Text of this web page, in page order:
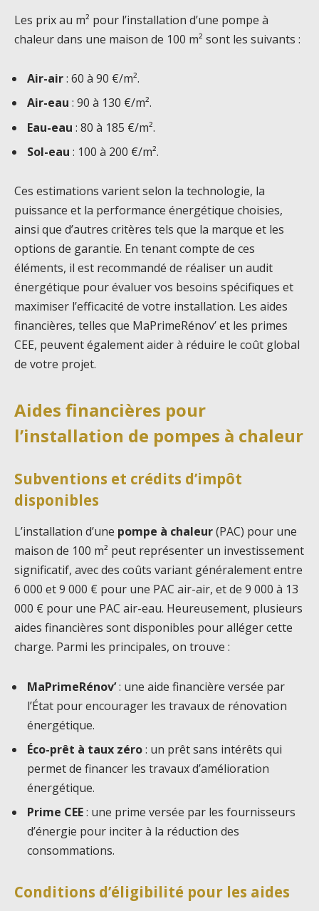
Les prix au m² pour l’installation d’une pompe à
chaleur dans une maison de 100 m² sont les suivants :
Air-air: 60 à 90 €/m².
Air-eau : 90 à 130 €/m².
Eau-eau : 80 à 185 €/m².
Sol-eau : 100 à 200 €/m².
Ces estimations varient selon la technologie, la
puissance et la performance énergétique choisies,
ainsi que d’autres critères tels que la marque et les
options de garantie. En tenant compte de ces
éléments, il est recommandé de réaliser un audit
énergétique pour évaluer vos besoins spécifiques et
maximiser l’efficacité de votre installation. Les aides
financières, telles que MaPrimeRénov’ et les primes
CEE, peuvent également aider à réduire le coût global
de votre projet.
Aides financières pour
l’installation de pompes à chaleur
Subventions et crédits d’impôt
disponibles
L’installation d’une pompe à chaleur(PAC) pour une
maison de 100 m² peut représenter un investissement
significatif, avec des coûts variant généralement entre
6 000 et 9 000 € pour une PAC air-air, et de 9 000 à 13
000 € pour une PAC air-eau. Heureusement, plusieurs
aides financières sont disponibles pour alléger cette
charge. Parmi les principales, on trouve :
MaPrimeRénov’: une aide financière versée par
l’État pour encourager les travaux de rénovation
énergétique.
Éco-prêt à taux zéro: un prêt sans intérêts qui
permet de financer les travaux d’amélioration
énergétique.
Prime CEE: une prime versée par les fournisseurs
d’énergie pour inciter à la réduction des
consommations.
Conditions d’éligibilité pour les aides